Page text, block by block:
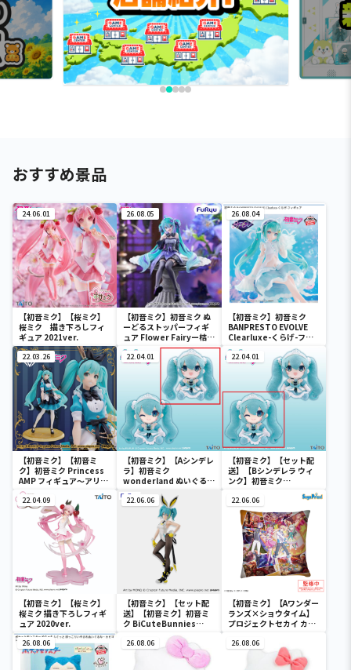
おすすめ景品
24.06.01
【初音ミク】【桜ミク】
桜ミク 描き下ろしフィ
ギュア 2021ver.
26.08.05
【初音ミク】初音ミク ぬ
ーどるストッパーフィギ
ュア Flower Fairyー桔梗
ー
26.08.04
【初音ミク】初音ミク
BANPRESTO EVOLVE
Clearluxe-くらげ-フィ
ギュア
22.03.26
【初音ミク】【初音ミ
ク】初音ミク Princess
AMP フィギュア～アリス
ver.～
22.04.01
【初音ミク】【Aシンデレ
ラ】初音ミク
wonderland ぬいぐるみ
22.04.01
【初音ミク】【セット配
送】【Bシンデレラ ウィ
ンク】初音ミク
wonderland ぬいぐるみ
vol.4
22.04.09
【初音ミク】【桜ミク】
桜ミク 描き下ろしフィギ
ュア 2020ver.
22.06.06
【初音ミク】【セット配
送】【初音ミク】初音ミ
ク BiCuteBunnies
Figure－ストリートver.
－
22.06.06
【初音ミク】【Aワンダー
ランズ×ショウタイム】
プロジェクトセカイ カラ
音ミク クッションVol.2
26.08.06 26.08.06 26.08.06